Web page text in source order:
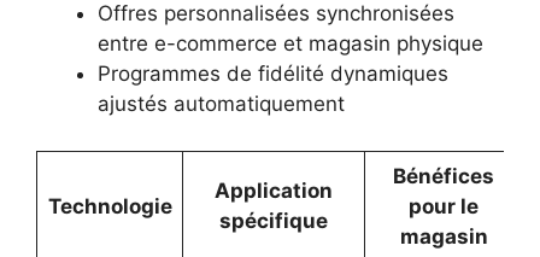
Offres personnalisées synchronisées
entre e-commerce et magasin physique
Programmes de fidélité dynamiques
ajustés automatiquement
Technologie
Application
spécifique
Bénéfices
pour le
magasin